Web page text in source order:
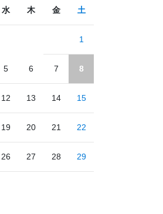
水 木 金 土
1
5 6 7 8
12 13 14 15
19 20 21 22
26 27 28 29